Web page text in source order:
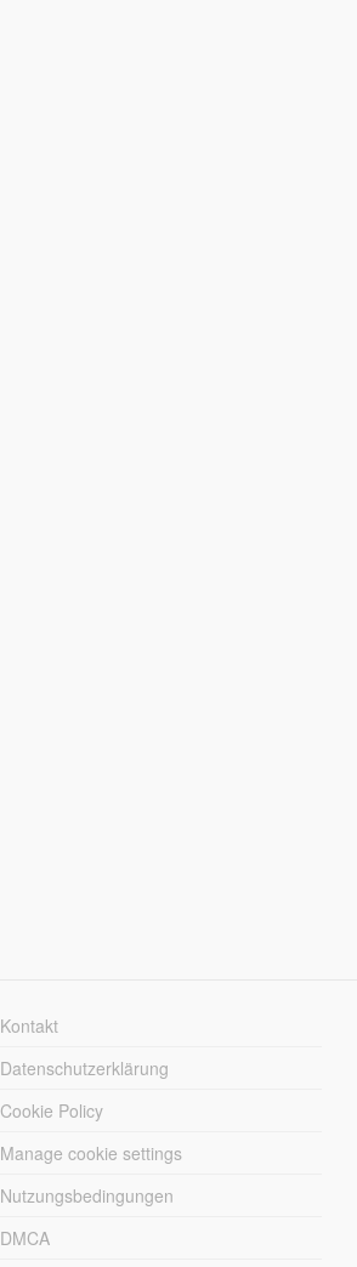
Kontakt
Datenschutzerklärung
Cookie Policy
Manage cookie settings
Nutzungsbedingungen
DMCA